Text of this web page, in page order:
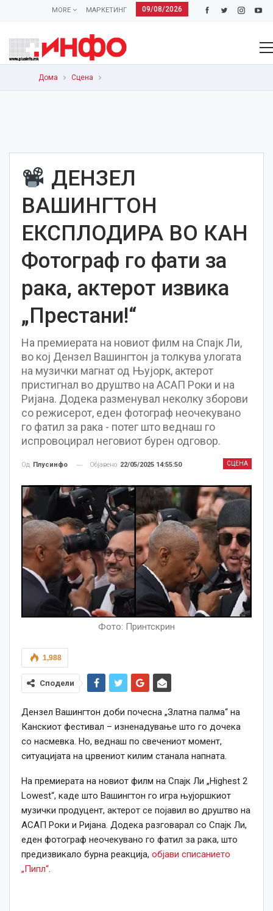
09/08/2026
МАРКЕТИНГ
MORE
Дома Сцена
ДЕНЗЕЛ
ВАШИНГТОН
ЕКСПЛОДИРА ВО КАН
Фотограф го фати за
рака, актерот извика
„Престани!“
На премиерата на новиот филм на Спајк Ли,
во кој Дензел Вашингтон ја толкува улогата
на музички магнат од Њујорк, актерот
пристигнал во друштво на АСАП Роки и на
Ријана. Додека разменувал неколку зборови
со режисерот, еден фотограф неочекувано
го фатил за рака - потег што веднаш го
испровоцирал неговиот бурен одговор.
СЦЕНА
Од Плусинфо Објавено 22/05/2025 14:55:50
Фото: Принтскрин
1,988
Сподели
Дензел Вашингтон доби почесна „Златна палма“ на
Канскиот фестивал – изненадување што го дочека
со насмевка. Но, веднаш по свечениот момент,
ситуацијата на црвениот килим станала напната.
На премиерата на новиот филм на Спајк Ли „Highest 2
Lowest“, каде што Вашингтон го игра њујоршкиот
музички продуцент, актерот се појавил во друштво на
АСАП Роки и Ријана. Додека разговарал со Спајк Ли,
еден фотограф неочекувано го фатил за рака, што
предизвикало бурна реакција, објави списанието
„Пипл“.